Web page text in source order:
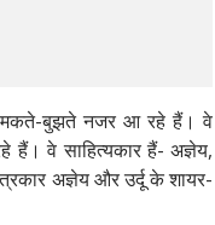
चमकते-बुझते नजर आ रहे हैं। वे
हैं। वे साहित्यकार हैं- अज्ञेय,
अज्ञेय और उर्दू के शायर-